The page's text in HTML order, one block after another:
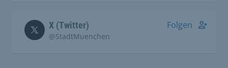
X (Twitter)
@StadtMuenchen
Folgen